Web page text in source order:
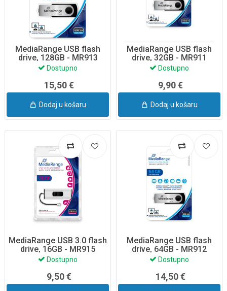
MediaRange USB flash
drive, 128GB - MR913
Dostupno
15,50 €
Dodaj u košaru
MediaRange USB flash
drive, 32GB - MR911
Dostupno
9,90 €
Dodaj u košaru
MediaRange USB 3.0 flash
drive, 16GB - MR915
Dostupno
9,50 €
MediaRange USB flash
drive, 64GB - MR912
Dostupno
14,50 €